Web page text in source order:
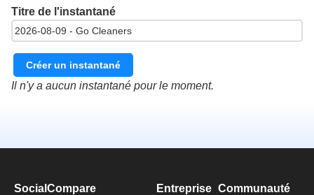
Titre de l'instantané
Créer un instantané
Il n'y a aucun instantané pour le moment.
SocialCompare Entreprise Communauté